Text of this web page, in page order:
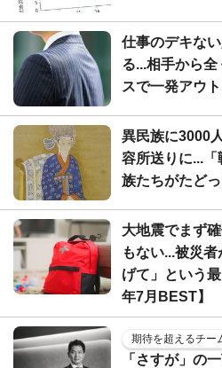
仕事のデキな
る...相手から
スで一発アウ
異民族に3000
容所送りに...
族たちがたど
大地震でまず
もない...被災
げて」という
年7月BEST】
期待を超えるチー
「さすが」の